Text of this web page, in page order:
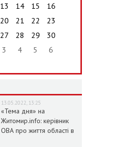
13 14 15
16
20 21 22
23
27 28 29
30
3 4 5 6
13.05.2022, 13:25
«Тема дня» на
Житомир.info: керівник
ОВА про життя області в